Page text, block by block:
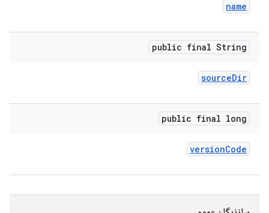
name
public final String
sourceDir
public final long
versionCode